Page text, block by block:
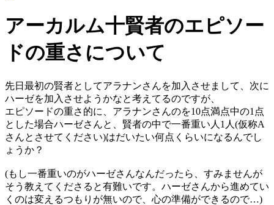
アーカルム十賢者のエピソー
ドの重さについて
先日最初の賢者としてアラナンさんを加入させまして、次に
ハーゼを加入させようかなと考えてるのですが、
エピソードの重さ的に、アラナンさんのを10点満点中の1点
とした場合ハーゼさんと、賢者の中で一番重い人1人(仮称A
さんとさせてください)はだいたい何点くらいになるんでし
ょうか？
(もし一番重いのがハーゼさんなんだったら、すみませんが
そう教えてくださると有難いです。ハーゼさんから進めてい
くのは変えるつもりが無いので、心の準備ができるので…)